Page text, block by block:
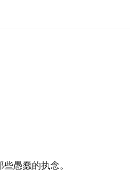
愚蠢的执念。